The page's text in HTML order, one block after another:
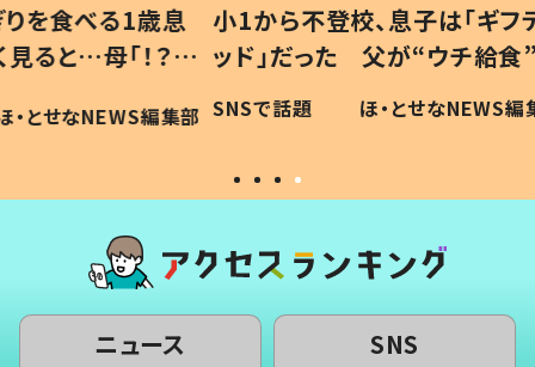
歳息
？」
編集部
小1から不登校、息子は「ギフテ
ッド」だった 父が“ウチ給食”を
作り続ける理由とは #令和の親
#令和の子
SNSで話題 ほ・とせなNEWS編集部
ひ孫
が、抱
「涙
い」
ニュース SNS